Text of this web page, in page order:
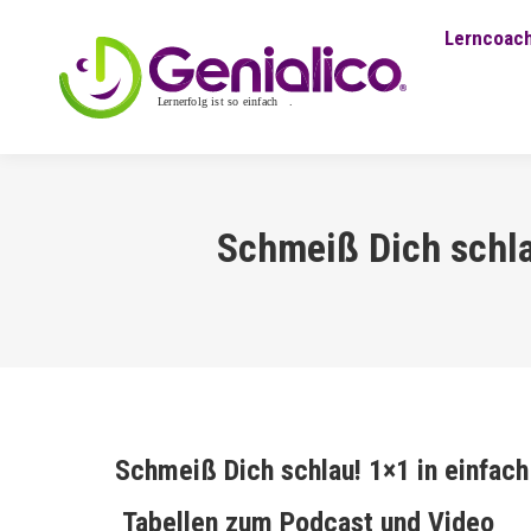
Schmeiß Dich
Schmeiß Dich schlau! 1×1 in einfach
Tabellen zum Podcast und Video